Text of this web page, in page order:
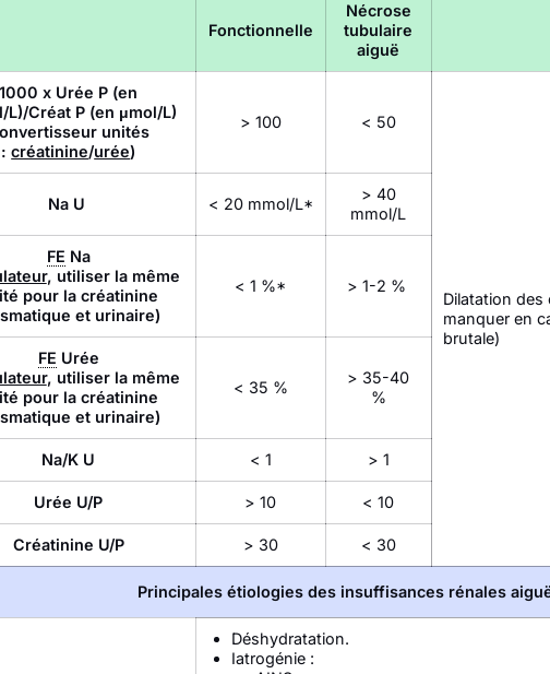
Fonctionnelle
Nécrose
tubulaire
aiguë
1000 x Urée P (en
L)/Créat P (en μmol/L)
unités
:créatinine/urée)
> 100 < 50
Dilatation des
manquer en
brutale)
Na U < 20 mmol/L*
> 40
mmol/L
FE Na
, utiliser la même
pour la créatinine
et urinaire)
< 1 %* > 1-2 %
FE Urée
, utiliser la même
pour la créatinine
et urinaire)
< 35 %
> 35-40
%
Na/K U < 1 > 1
Urée U/P > 10 < 10
Créatinine U/P > 30 < 30
Principales étiologies des insuffisances rénales
Déshydratation.
Iatrogénie :